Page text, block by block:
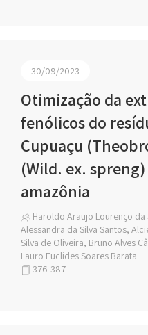
30/09/2023
Otimização da
fenólicos do
Cupuaçu
(Wild. ex.
amazônia
Haroldo Araujo Lourenço
Alessandra da Silva Santos,
Silva de Oliveira, Bruno Alves
Lauro Euclides Soares Barata
376-387